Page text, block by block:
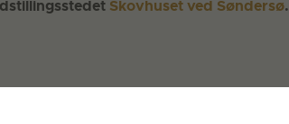
Skovhuset ved Søndersø.